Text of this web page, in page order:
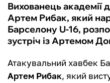
Вихованець академії
Артем Рибак, який
Барселону U-16,
зустріч із Артемом
Атакувальний хавбек
Артем Рибак, який